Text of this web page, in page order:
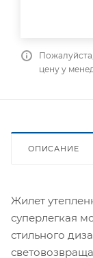
цену у
ОПИСАНИЕ
Жилет
суперлегкая
стильного